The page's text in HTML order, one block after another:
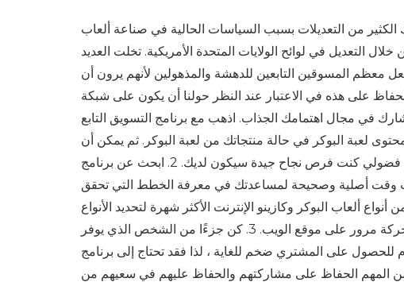
الكثير من التعديلات بسبب السياسات الحالية في صناعة ألعاب
التعديل في لوائح الولايات المتحدة الأمريكية. تخلت العديد
معظم المسوقين التابعين للدهشة والمذهولين لأنهم يرون أن
على هذه في الاعتبار عند النظر حولنا أن يكون على شبكة
التسويق التابعة كازينو: 1. حدد برنامج مشارك في مجال اهتمامك الجذاب. اذهب مع برنامج التسويق التابع
لعبة البوكر في حالة منتجاتك من لعبة البوكر. ثم يمكن أن
تكون أكثر إلهامًا لإنتاج مقالات داخل مكانتك المفيدة. كلما زاد عدد فضولي كنت فرص نجاح جيدة سيكون لديك. 2. ابحث عن برنامج
وقت أصلية وصحيحة لمساعدتك في معرفة الخطط التي تحقق
ألعاب البوكر وكازينو الإنترنت الأكثر شهرة لتحديد الأنواع
التي يتم نشرها الآن إذا كنت غير متأكد من الأنواع التي لديها أفضل حركة مرور على موقع الويب. 3. كن جزءًا من الشخص الذي يوفر
للحصول على المشتري ضخم للغاية ، لذا فقد تحتاج إلى برنامج
المهم الحفاظ على مشاركتهم والحفاظ عليهم في سعيهم من